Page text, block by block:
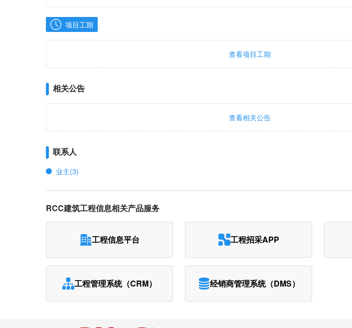
项目工期
查看项目工期
相关公告
查看相关公告
联系人
业主(3)
RCC建筑工程信息相关产品服务
工程信息平台 工程招采APP
工程管理系统（CRM） 经销商管理系统（DMS）